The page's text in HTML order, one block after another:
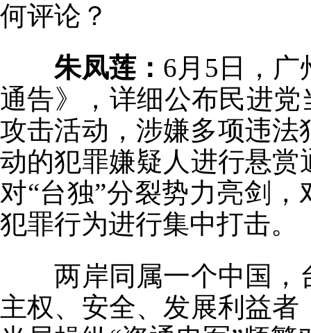
何评论？
朱凤莲： 6月5日，广
通告》，详细公布民进
攻击活动，涉嫌多项违
动的犯罪嫌疑人进行悬
对“台独”分裂势力亮剑
犯罪行为进行集中打击。
两岸同属一个中国，
主权、安全、发展利益